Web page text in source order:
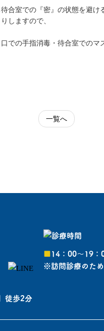
合室での『密』の状態を避け
しますので、
での手指消毒・待合室でのマ
一覧へ
徒歩2分
■14：00〜19：
※訪問診療のた